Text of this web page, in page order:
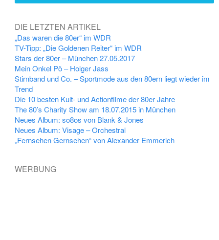
DIE LETZTEN ARTIKEL
„Das waren die 80er“ im WDR
TV-Tipp: „Die Goldenen Reiter“ im WDR
Stars der 80er – München 27.05.2017
Mein Onkel Pö – Holger Jass
Stirnband und Co. – Sportmode aus den 80ern liegt wieder im
Trend
Die 10 besten Kult- und Actionfilme der 80er Jahre
The 80’s Charity Show am 18.07.2015 in München
Neues Album: so8os von Blank & Jones
Neues Album: Visage – Orchestral
„Fernsehen Gernsehen“ von Alexander Emmerich
WERBUNG